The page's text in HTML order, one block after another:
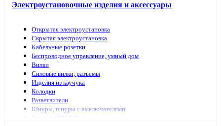
Электроустановочные изделия и аксессуары
Открытая электроустановка
Скрытая электроустановка
Кабельные розетки
Беспроводное управление, умный дом
Вилки
Силовые вилки, разъемы
Изделия из каучука
Колодки
Разветвители
Шнуры, шнуры с выключателями
Разъемы РШ-ВШ